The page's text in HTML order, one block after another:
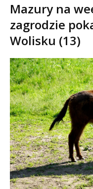
Mazury na
zagrodzie
Wolisku (13)